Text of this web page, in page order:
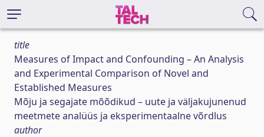
title
Measures of Impact and Confounding – An Analysis
and Experimental Comparison of Novel and
Established Measures
Mõju ja segajate mõõdikud – uute ja väljakujunenud
meetmete analüüs ja eksperimentaalne võrdlus
author